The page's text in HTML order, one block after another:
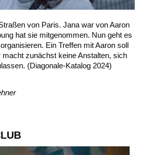
von Paris. Jana war von Aaron
hat sie mitgenommen. Nun geht es
Ein Treffen mit Aaron soll
macht zunächst keine Anstalten, sich
(Diagonale-Katalog 2024)